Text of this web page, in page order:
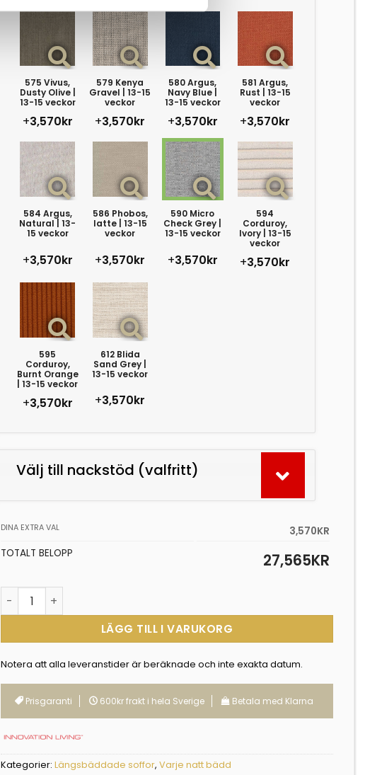
575 Vivus,
Dusty Olive |
13-15 veckor
+3,570kr
579 Kenya
Gravel | 13-15
veckor
+3,570kr
580 Argus,
Navy Blue |
13-15 veckor
+3,570kr
581 Argus,
Rust | 13-15
veckor
+3,570kr
584 Argus,
Natural | 13-
15 veckor
+3,570kr
586 Phobos,
latte | 13-15
veckor
+3,570kr
590 Micro
Check Grey |
13-15 veckor
+3,570kr
594
Corduroy,
Ivory | 13-15
veckor
+3,570kr
595
Corduroy,
Burnt Orange
| 13-15 veckor
+3,570kr
612 Blida
Sand Grey |
13-15 veckor
+3,570kr
Välj till nackstöd (valfritt)
DINA EXTRA VAL 3,570KR
TOTALT BELOPP
27,565KR
Pyxis mängd
LÄGG TILL I VARUKORG
Notera att alla leveranstider är beräknade och inte exakta datum.
Prisgaranti 600kr frakt i hela Sverige Betala med Klarna
Kategorier: Längsbäddade soffor, Varje natt bädd